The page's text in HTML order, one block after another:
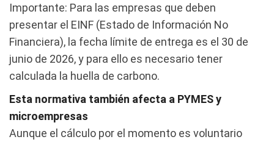
Importante: Para las empresas que deben
presentar el EINF (Estado de Información No
Financiera), la fecha límite de entrega es el 30 de
junio de 2026, y para ello es necesario tener
calculada la huella de carbono.
Esta normativa también afecta a PYMES y
microempresas
Aunque el cálculo por el momento es voluntario